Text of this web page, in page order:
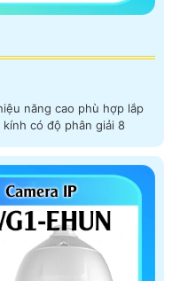
năng cao phù hợp lắp
có độ phân giải 8